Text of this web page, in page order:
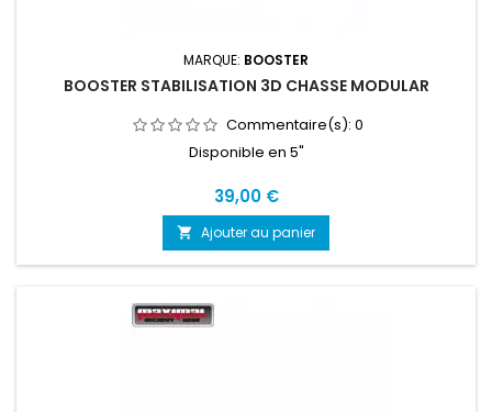
MARQUE: BOOSTER
BOOSTER STABILISATION 3D CHASSE MODULAR
Commentaire(s): 0
Disponible en 5"
Prix
39,00 €
 Ajouter au panier